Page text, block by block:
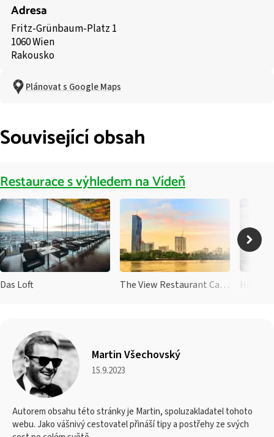
Adresa
Fritz-Grünbaum-Platz 1
1060 Wien
Rakousko
Plánovat s Google Maps
Související obsah
Restaurace s výhledem na Vídeň
Das Loft The View Restaurant Cafe Bar Haus
Martin Všechovský
15.9.2023
Autorem obsahu této stránky je Martin, spoluzakladatel tohoto
webu. Jako vášnivý cestovatel přináší tipy a postřehy ze svých